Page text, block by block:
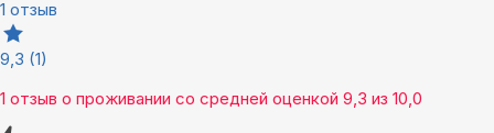
1 отзыв
9,3 (1)
1 отзыв о проживании со средней оценкой 9,3 из 10,0